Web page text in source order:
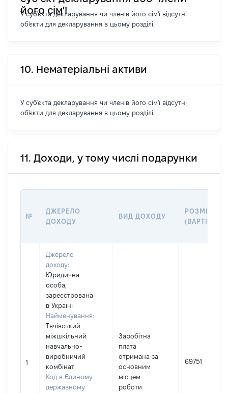
його сім'ї
У суб'єкта декларування чи членів його сім'ї відсутні
об'єкти для декларування в цьому розділі.
10. Нематеріальні активи
У суб'єкта декларування чи членів його сім'ї відсутні
об'єкти для декларування в цьому розділі.
11. Доходи, у тому числі подарунки
№
ДЖЕРЕЛО
ДОХОДУ
ВИД ДОХОДУ
РОЗМІР
(ВАРТІСТЬ)
1
Джерело
доходу:
Юридична
особа,
зареєстрована
в Україні
Найменування:
Тячівський
міжшкільний
навчально-
виробничий
комбінат
Код в Єдиному
державному
Заробітна
плата
отримана за
основним
місцем
роботи
69751